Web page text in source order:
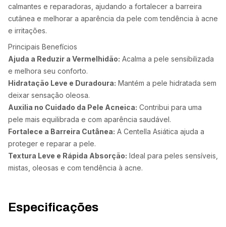
calmantes e reparadoras, ajudando a fortalecer a barreira
cutânea e melhorar a aparência da pele com tendência à acne
e irritações.
Principais Benefícios
Ajuda a Reduzir a Vermelhidão: Acalma a pele sensibilizada
e melhora seu conforto.
Hidratação Leve e Duradoura: Mantém a pele hidratada sem
deixar sensação oleosa.
Auxilia no Cuidado da Pele Acneica: Contribui para uma
pele mais equilibrada e com aparência saudável.
Fortalece a Barreira Cutânea: A Centella Asiática ajuda a
proteger e reparar a pele.
Textura Leve e Rápida Absorção: Ideal para peles sensíveis,
mistas, oleosas e com tendência à acne.
Especificações